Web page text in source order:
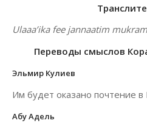
Ulaaa’ika fee jannaatim
Переводы смыслов
Эльмир Кулиев
Им будет оказано почтение в
Абу Адель